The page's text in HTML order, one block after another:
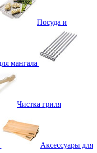
Посуда и
мангала
Чистка гриля
Аксессуары для